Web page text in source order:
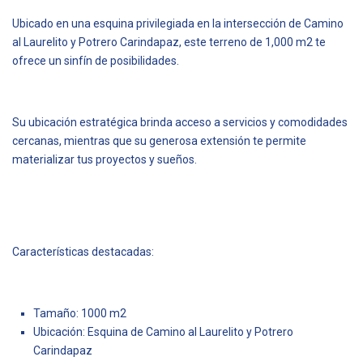
Ubicado en una esquina privilegiada en la intersección de Camino
al Laurelito y Potrero Carindapaz, este terreno de 1,000 m2 te
ofrece un sinfín de posibilidades.
Su ubicación estratégica brinda acceso a servicios y comodidades
cercanas, mientras que su generosa extensión te permite
materializar tus proyectos y sueños.
Características destacadas:
Tamaño: 1000 m2
Ubicación: Esquina de Camino al Laurelito y Potrero
Carindapaz